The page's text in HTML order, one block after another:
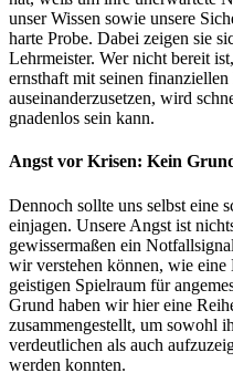
unser Wissen sowie unsere
harte Probe. Dabei zeigen sie
Lehrmeister. Wer nicht bereit
ernsthaft mit seinen
auseinanderzusetzen, wird
gnadenlos sein kann.
Angst vor Krisen: Kein
Dennoch sollte uns selbst eine
einjagen. Unsere Angst ist
gewissermaßen ein
wir verstehen können, wie
geistigen Spielraum für
Grund haben wir hier eine
zusammengestellt, um sowohl
verdeutlichen als auch
werden konnten.